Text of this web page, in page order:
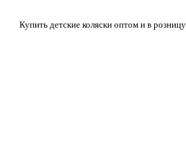
Купить детские коляски оптом и в